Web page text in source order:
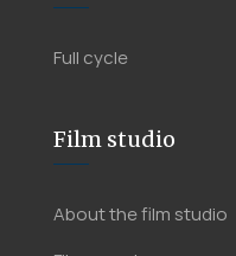
Full cycle
Film studio
About the film studio